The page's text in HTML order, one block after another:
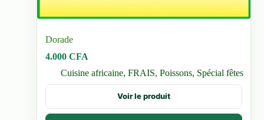
Dorade
4.000CFA
Cuisine africaine,FRAIS,Poissons, Spécial fêtes
Voir le produit